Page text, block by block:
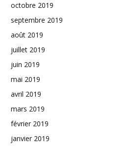
octobre 2019
septembre 2019
août 2019
juillet 2019
juin 2019
mai 2019
avril 2019
mars 2019
février 2019
janvier 2019